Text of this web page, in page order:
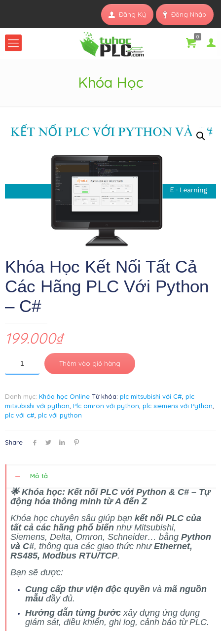
Đăng Nhập
Đăng Ký
0
Khóa Học
Khóa Học Kết Nối Tất Cả
Các Hãng PLC Với Python
– C#
199.000₫
Thêm vào giỏ hàng
Danh mục: Khóa học Online Từ khóa: plc mitsubishi với C# plc
mitsubishi với python Plc omron với python plc siemens với Python
plc với c# plc với python
Share
Mô tả
🌟 Khóa học: Kết nối PLC với Python & C# – Tự
động hóa thông minh từ A đến Z
Khóa học chuyên sâu giúp bạn kết nối PLC của
tất cả các hãng phổ biến như Mitsubishi,
Siemens, Delta, Omron, Schneider… bằng Python
và C#, thông qua các giao thức nhưEthernet,
RS485, Modbus RTU/TCP.
Bạn sẽ được:
Cung cấp thư viện độc quyền và mã nguồn
mẫu đầy đủ.
Hướng dẫn từng bước xây dựng ứng dụng
giám sát, điều khiển, ghi log, cảnh báo từ PLC.